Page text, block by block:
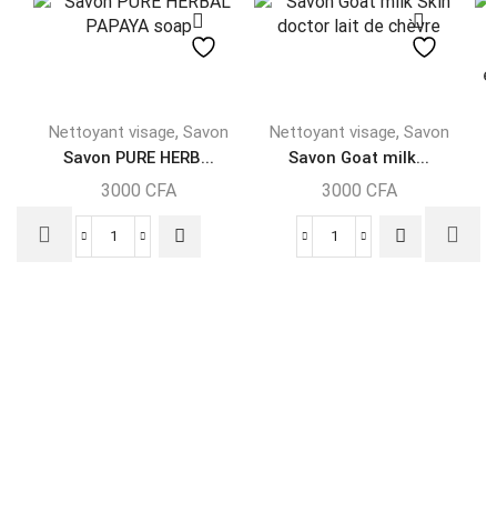
Nettoyant visage, Savon
Savon PURE HERB...
3000 CFA
Nettoyant visage, Savon
Savon Goat milk...
3000 CFA